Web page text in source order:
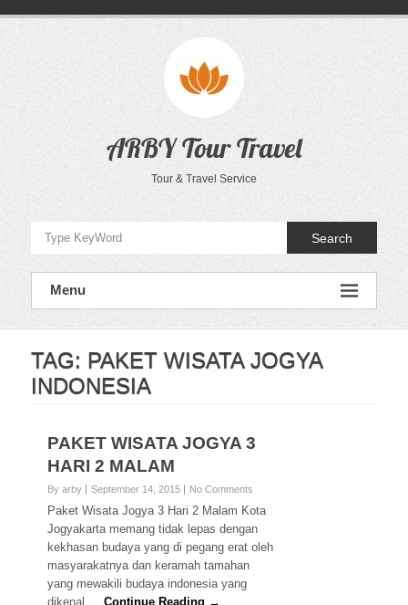
ARBY Tour Travel
Tour & Travel Service
Search
Menu
TAG: PAKET WISATA JOGYA
INDONESIA
PAKET WISATA JOGYA 3
HARI 2 MALAM
By arby September 14, 2015 No Comments
Paket Wisata Jogya 3 Hari 2 Malam Kota
Jogyakarta memang tidak lepas dengan
kekhasan budaya yang di pegang erat oleh
masyarakatnya dan keramah tamahan
yang mewakili budaya indonesia yang
dikenal …Continue Reading →